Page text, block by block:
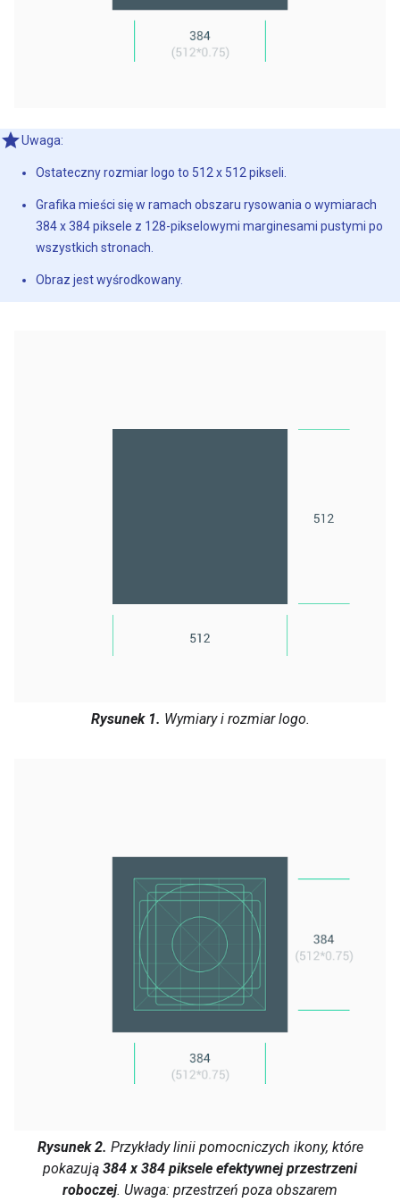
Uwaga:
Ostateczny rozmiar logo to 512 x 512 pikseli.
Grafika mieści się w ramach obszaru rysowania o wymiarach
384 x 384 piksele z 128-pikselowymi marginesami pustymi po
wszystkich stronach.
Obraz jest wyśrodkowany.
Rysunek 1. Wymiary i rozmiar logo.
Rysunek 2. Przykłady linii pomocniczych ikony, które
pokazują 384 x 384 piksele efektywnej przestrzeni
roboczej. Uwaga: przestrzeń poza obszarem